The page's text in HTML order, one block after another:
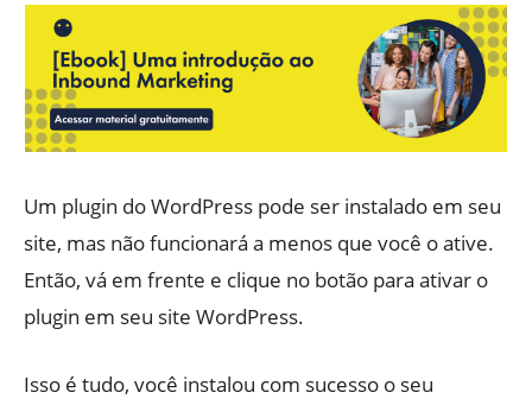
Um plugin do WordPress pode ser instalado em seu
site, mas não funcionará a menos que você o ative.
Então, vá em frente e clique no botão para ativar o
plugin em seu site WordPress.
Isso é tudo, você instalou com sucesso o seu